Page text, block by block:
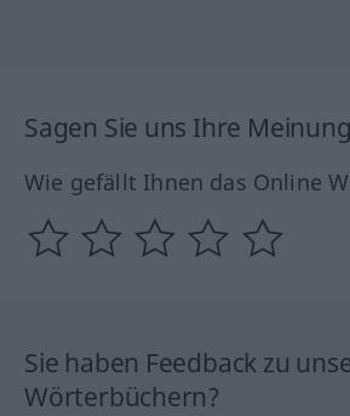
Sagen Sie uns Ihre
Wie gefällt Ihnen das Online
Sie haben Feedback zu
Wörterbüchern?